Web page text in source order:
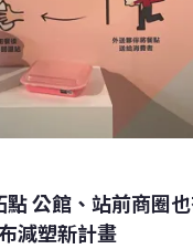
境工程學系在去（2021
、蔬菜、雞蛋、米、瓶
浴洗髮用品、洗衣精及
公館、站前商圈
減塑新計畫